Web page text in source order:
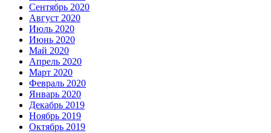
Сентябрь 2020
Август 2020
Июль 2020
Июнь 2020
Май 2020
Апрель 2020
Март 2020
Февраль 2020
Январь 2020
Декабрь 2019
Ноябрь 2019
Октябрь 2019